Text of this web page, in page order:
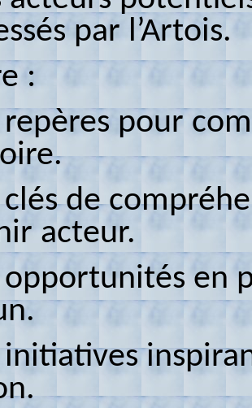
par l’Artois.
:
repères pour
clés de
acteur.
opportunités en
initiatives